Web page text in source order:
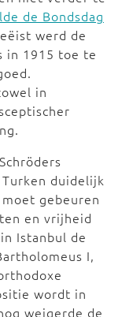
de Bondsdag
werd de
in 1915 toe te
in
duidelijk
gebeuren
en vrijheid
Istanbul de
I,
wordt in
weigerde de